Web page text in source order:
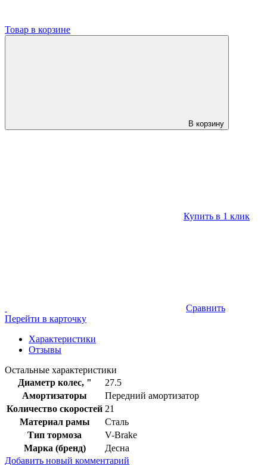
Товар в корзине
В корзину
Купить в 1 клик
Сравнить
Перейти в карточку
Характеристики
Отзывы
Остальные характеристики
Диаметр колес, "
27.5
Амортизаторы
Передний амортизатор
Количество скоростей 21
Материал рамы
Сталь
Тип тормоза
V-Brake
Марка (бренд)
Десна
Добавить новый комментарий